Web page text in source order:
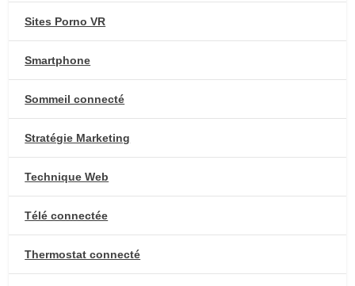
Sites Porno VR
Smartphone
Sommeil connecté
Stratégie Marketing
Technique Web
Télé connectée
Thermostat connecté